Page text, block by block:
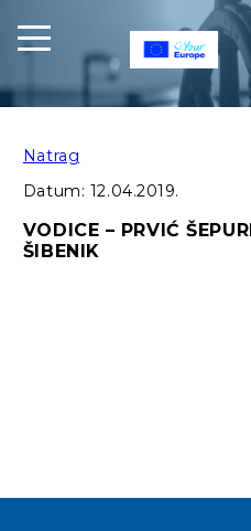
Natrag
Datum: 12.04.2019.
VODICE – PRVIĆ
ŠIBENIK